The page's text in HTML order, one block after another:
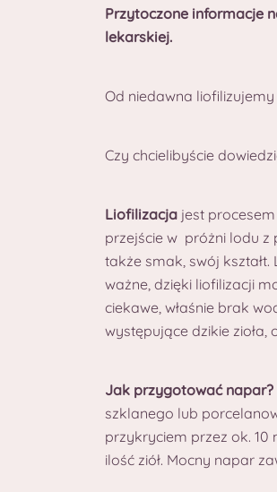
Przytoczone informacje
lekarskiej.
Od niedawna
Czy chcielibyście
Liofilizacja jest
przejście w próżni lodu z
także smak, swój
ważne, dzięki liofilizacji
ciekawe, właśnie brak
występujące dzikie
Jak przygotować napar?
szklanego lub
przykryciem przez ok. 10
ilość ziół. Mocny napar